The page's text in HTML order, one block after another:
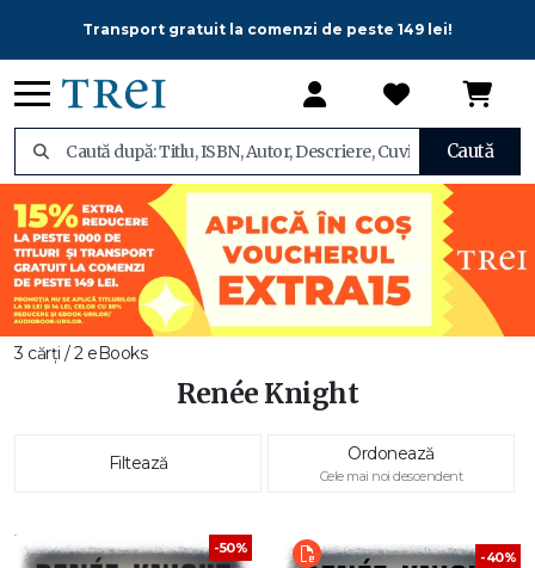
Transport gratuit la comenzi de peste 149 lei!
Caută
3 cărți / 2 eBooks
Renée Knight
Filtează Ordonează
Cele mai noi descendent
-50%
-40%